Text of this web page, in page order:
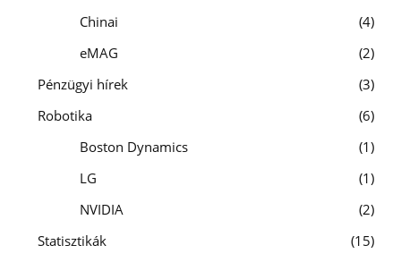
Chinai
4
eMAG
2
Pénzügyi hírek
3
Robotika
6
Boston Dynamics
1
LG
1
NVIDIA
2
Statisztikák
15